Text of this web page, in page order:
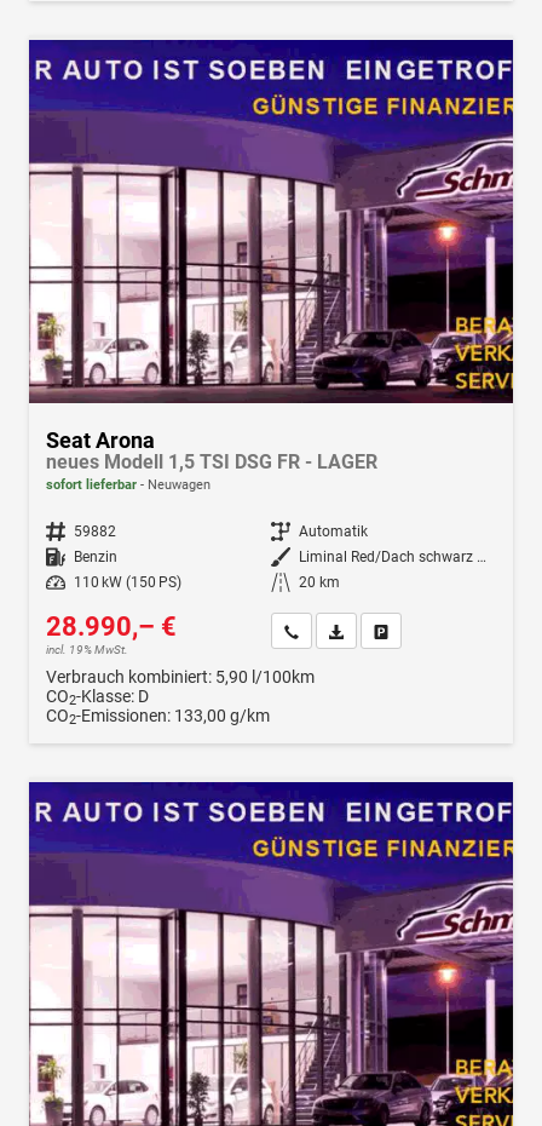
Seat Arona
neues Modell 1,5 TSI DSG FR - LAGER
sofort lieferbar Neuwagen
Fahrzeugnr. 59882 Getriebe Automatik
Kraftstoff Benzin Außenfarbe
Liminal Red/Dach schwarz Metallic (S60E)
Leistung
110 kW (150 PS) Kilometerstand 20 km
28.990,– €
incl. 19% MwSt.
Wir rufen Sie anFahrzeugexposé (PDF)
Verbrauch kombiniert: 5,90 l/100km
CO2-Klasse: D
CO2-Emissionen: 133,00 g/km